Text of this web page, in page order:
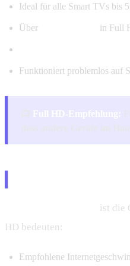
Ideal für alle Smart TVs bis
Über in Full
Funktioniert problemlos auf
ist die
HD bedeuten:
Empfohlene